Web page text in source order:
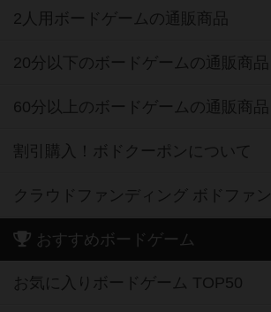
2人用ボードゲームの通販商品
20分以下のボードゲームの通販商品
60分以上のボードゲームの通販商品
割引購入！ボドクーポンについて
クラウドファンディング ボドファン
おすすめボードゲーム
お気に入りボードゲーム TOP50